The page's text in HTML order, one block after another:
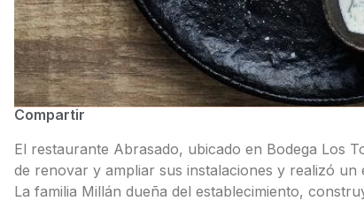
Compartir
El restaurante Abrasado, ubicado en Bodega Los
de renovar y ampliar sus instalaciones y realizó
La familia Millán dueña del establecimiento,